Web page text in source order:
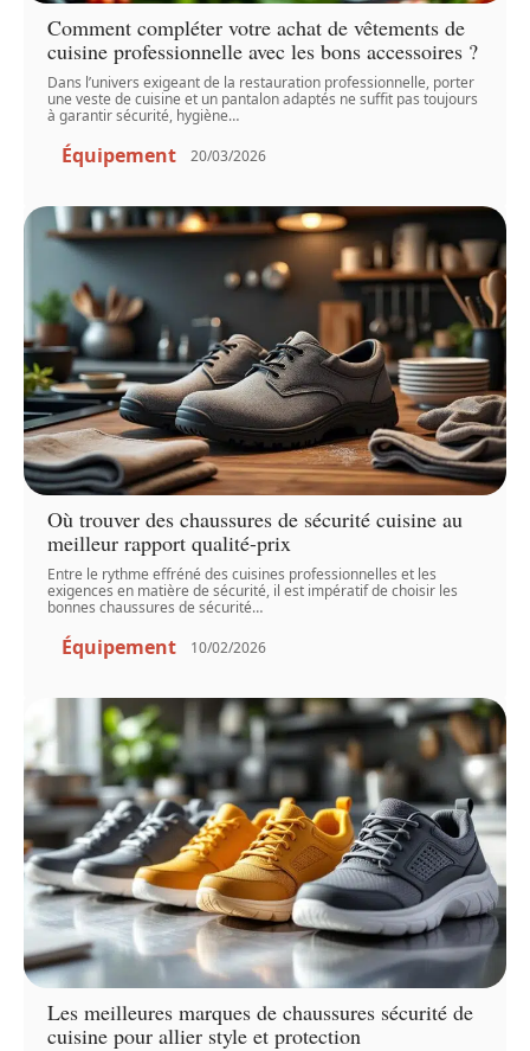
Comment compléter votre achat de vêtements de
cuisine professionnelle avec les bons accessoires ?
Dans l’univers exigeant de la restauration professionnelle, porter
une veste de cuisine et un pantalon adaptés ne suffit pas toujours
à garantir sécurité, hygiène…
Équipement 20/03/2026
Où trouver des chaussures de sécurité cuisine au
meilleur rapport qualité-prix
Entre le rythme effréné des cuisines professionnelles et les
exigences en matière de sécurité, il est impératif de choisir les
bonnes chaussures de sécurité…
Équipement 10/02/2026
Les meilleures marques de chaussures sécurité de
cuisine pour allier style et protection